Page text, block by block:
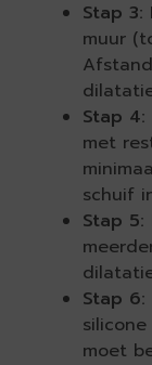
Stap 3:
muur
Stap
met
schuif
Stap 5:
Stap
moet